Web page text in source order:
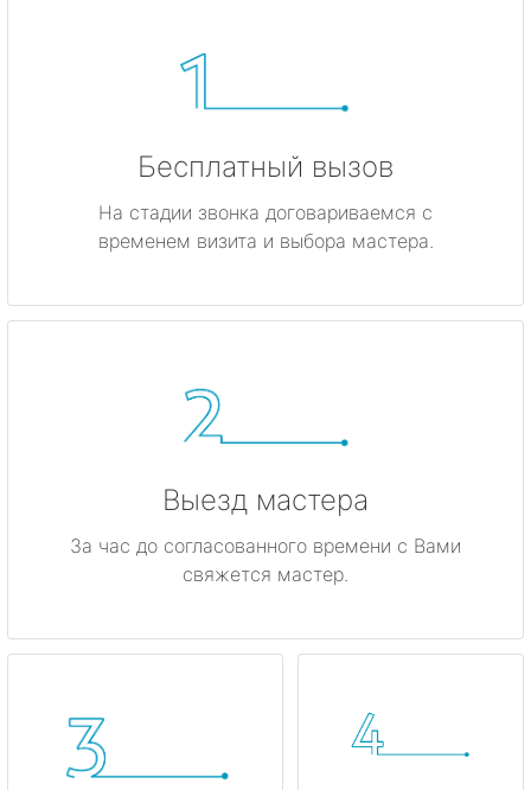
Бесплатный вызов
На стадии звонка договариваемся с
временем визита и выбора мастера.
Выезд мастера
За час до согласованного времени с Вами
свяжется мастер.